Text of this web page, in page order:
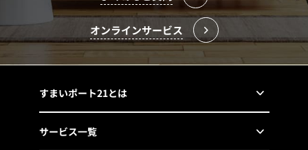
オンラインサービス
すまいポート21とは
サービス一覧